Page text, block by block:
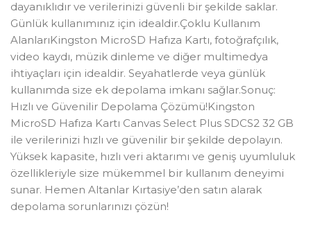
dayanıklıdır ve verilerinizi güvenli bir şekilde saklar.
Günlük kullanımınız için idealdir.Çoklu Kullanım
AlanlarıKingston MicroSD Hafıza Kartı, fotoğrafçılık,
video kaydı, müzik dinleme ve diğer multimedya
ihtiyaçları için idealdir. Seyahatlerde veya günlük
kullanımda size ek depolama imkanı sağlar.Sonuç:
Hızlı ve Güvenilir Depolama Çözümü!Kingston
MicroSD Hafıza Kartı Canvas Select Plus SDCS2 32 GB
ile verilerinizi hızlı ve güvenilir bir şekilde depolayın.
Yüksek kapasite, hızlı veri aktarımı ve geniş uyumluluk
özellikleriyle size mükemmel bir kullanım deneyimi
sunar. Hemen Altanlar Kırtasiye’den satın alarak
depolama sorunlarınızı çözün!